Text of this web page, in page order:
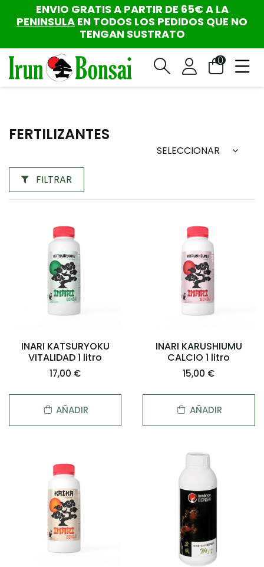
ENVIO GRATIS A PARTIR DE 65€ A LA
PENINSULA EN TODOS LOS PEDIDOS QUE NO
TENGAN SUSTRATO
0
FERTILIZANTES
SELECCIONAR
FILTRAR
INARI KATSURYOKU
VITALIDAD 1 litro
17,00 €
AÑADIR
INARI KARUSHIUMU
CALCIO 1 litro
15,00 €
AÑADIR